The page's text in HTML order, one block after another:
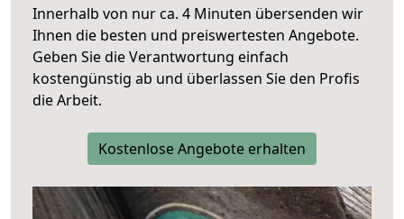
Innerhalb von nur ca. 4 Minuten übersenden wir
Ihnen die besten und preiswertesten Angebote.
Geben Sie die Verantwortung einfach
kostengünstig ab und überlassen Sie den Profis
die Arbeit.
Kostenlose Angebote erhalten